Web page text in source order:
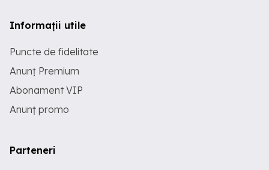
Informații utile
Puncte de fidelitate
Anunț Premium
Abonament VIP
Anunț promo
Parteneri